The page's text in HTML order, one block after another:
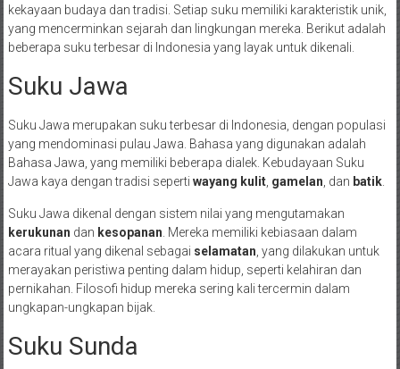
kekayaan budaya dan tradisi. Setiap suku memiliki karakteristik unik,
yang mencerminkan sejarah dan lingkungan mereka. Berikut adalah
beberapa suku terbesar di Indonesia yang layak untuk dikenali.
Suku Jawa
Suku Jawa merupakan suku terbesar di Indonesia, dengan populasi
yang mendominasi pulau Jawa. Bahasa yang digunakan adalah
Bahasa Jawa, yang memiliki beberapa dialek. Kebudayaan Suku
Jawa kaya dengan tradisi seperti wayang kulit, gamelan, dan batik.
Suku Jawa dikenal dengan sistem nilai yang mengutamakan
kerukunan dan kesopanan. Mereka memiliki kebiasaan dalam
acara ritual yang dikenal sebagai selamatan, yang dilakukan untuk
merayakan peristiwa penting dalam hidup, seperti kelahiran dan
pernikahan. Filosofi hidup mereka sering kali tercermin dalam
ungkapan-ungkapan bijak.
Suku Sunda